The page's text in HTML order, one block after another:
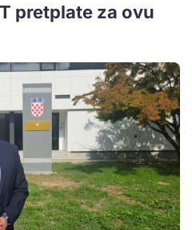
pretplate za ovu